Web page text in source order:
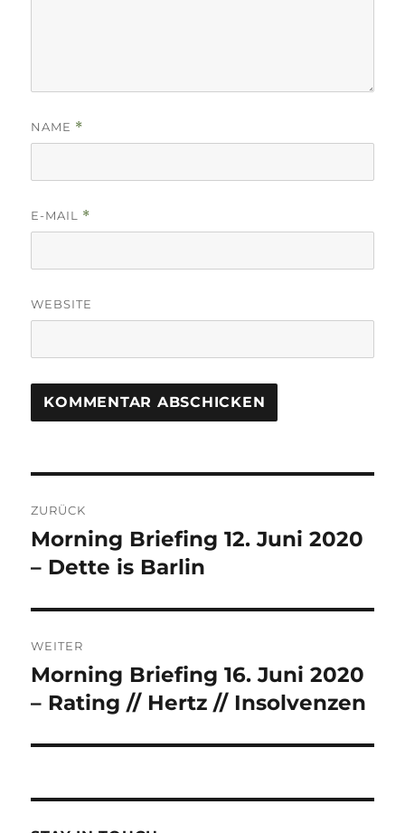
NAME *
E-MAIL *
WEBSITE
Navigation
ZURÜCK
Vorheriger
Beitrag:
Morning Briefing 12. Juni 2020
– Dette is Barlin
WEITER
Nächster
Beitrag:
Morning Briefing 16. Juni 2020
– Rating // Hertz // Insolvenzen